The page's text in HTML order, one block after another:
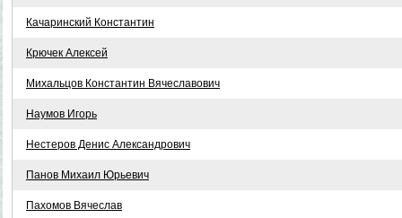
Качаринский Константин
Крючек Алексей
Михальцов Константин Вячеславович
Наумов Игорь
Нестеров Денис Александрович
Панов Михаил Юрьевич
Пахомов Вячеслав